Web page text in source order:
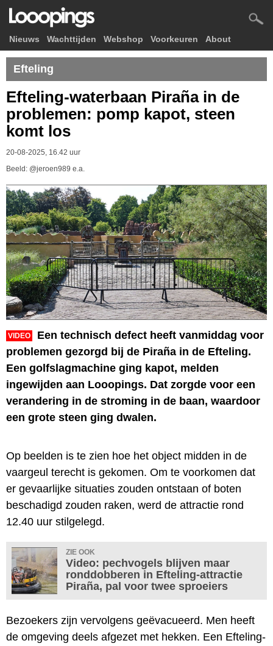
Nieuws Wachttijden Webshop Voorkeuren About
Efteling
Efteling-waterbaan Piraña in de
problemen: pomp kapot, steen
komt los
20-08-2025, 16.42 uur
Beeld: @jeroen989 e.a.
VIDEO
Een technisch defect heeft vanmiddag voor
problemen gezorgd bij de Piraña in de Efteling.
Een golfslagmachine ging kapot, melden
ingewijden aan Looopings. Dat zorgde voor een
verandering in de stroming in de baan, waardoor
een grote steen ging dwalen.
Op beelden is te zien hoe het object midden in de
vaargeul terecht is gekomen. Om te voorkomen dat
er gevaarlijke situaties zouden ontstaan of boten
beschadigd zouden raken, werd de attractie rond
12.40 uur stilgelegd.
ZIE OOK
Video: pechvogels blijven maar
ronddobberen in Efteling-attractie
Piraña, pal voor twee sproeiers
Bezoekers zijn vervolgens geëvacueerd. Men heeft
de omgeving deels afgezet met hekken. Een Efteling-